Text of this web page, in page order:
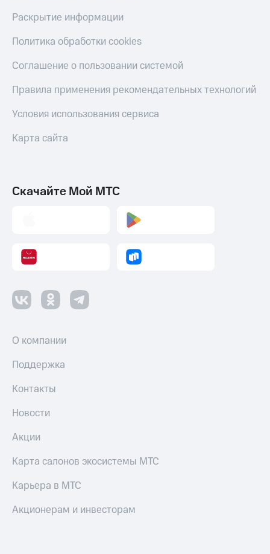
Раскрытие информации
Политика обработки cookies
Соглашение о пользовании системой
Правила применения рекомендательных технологий
Условия использования сервиса
Карта сайта
Скачайте Мой МТС
О компании
Поддержка
Контакты
Новости
Акции
Карта салонов экосистемы МТС
Карьера в МТС
Акционерам и инвесторам